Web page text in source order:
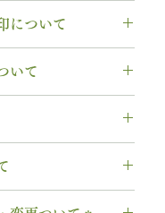
ルーサファイア
間
程度 / 直径3.0mm
ンド
について
ック体
せが可能です。
字のみ（※小文
いて
換
ズ交換は、（その
ング修理をご希望